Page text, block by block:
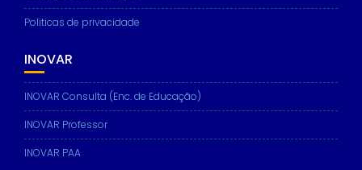
Politicas de privacidade
INOVAR
INOVAR Consulta (Enc. de Educação)
INOVAR Professor
INOVAR PAA